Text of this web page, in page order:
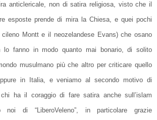
anticlericale, non di satira religiosa, visto che il
esposte prende di mira la Chiesa, e quei pochi
Montt e il neozelandese Evans) che osano
lo fanno in modo quanto mai bonario, di solito
musulmano più che altro per criticare quello
in Italia, e veniamo al secondo motivo di
ha il coraggio di fare satira anche sull’islam
noi di “LiberoVeleno”, in particolare grazie